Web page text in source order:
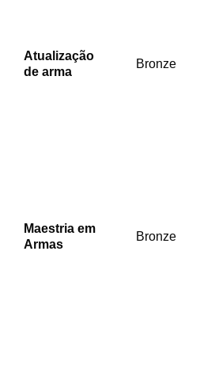
Atualização
de arma
Bronze
Maestria em
Armas
Bronze